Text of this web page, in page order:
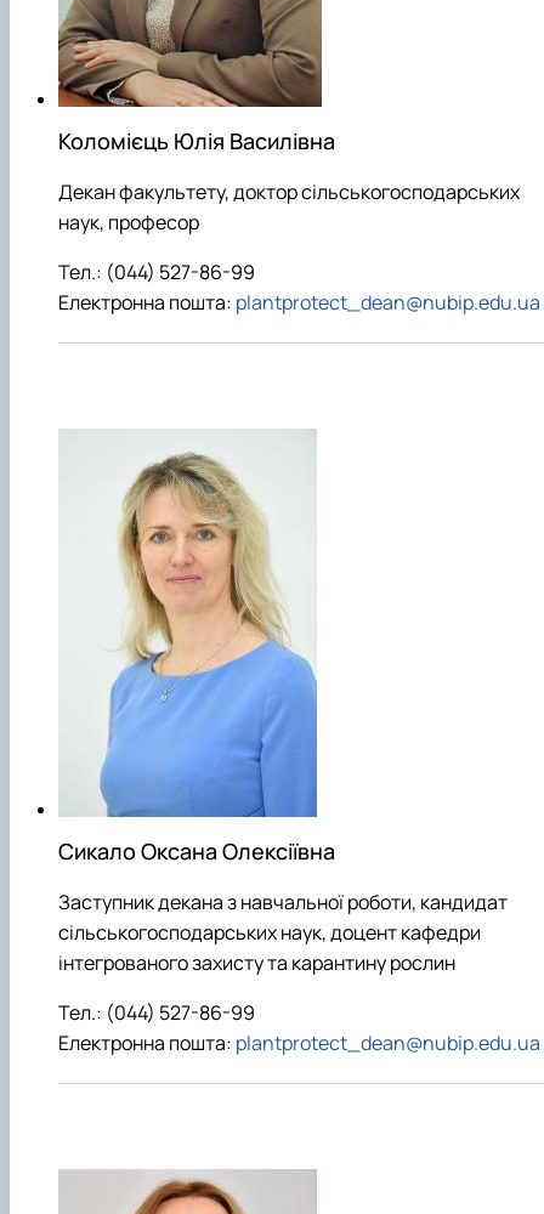
Забезпечення ОПП «Екологічний контроль
аудит»
Коломієць Юлія Василівна
Декан факультету, доктор сільськогосподарських
наук, професор
Тел.: (044) 527-86-99
Електронна пошта: plantprotect_dean@nubip.edu.ua
Сикало Оксана Олексіївна
Заступник декана з навчальної роботи, кандидат
сільськогосподарських наук, доцент кафедри
інтегрованого захисту та карантину рослин
Тел.: (044) 527-86-99
Електронна пошта: plantprotect_dean@nubip.edu.ua